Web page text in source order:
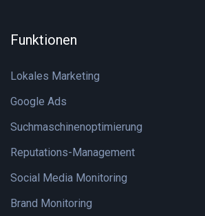
Funktionen
Lokales Marketing
Google Ads
Suchmaschinenoptimierung
Reputations-Management
Social Media Monitoring
Brand Monitoring